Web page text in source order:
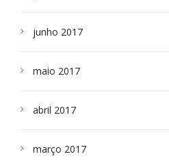
junho 2017
maio 2017
abril 2017
março 2017